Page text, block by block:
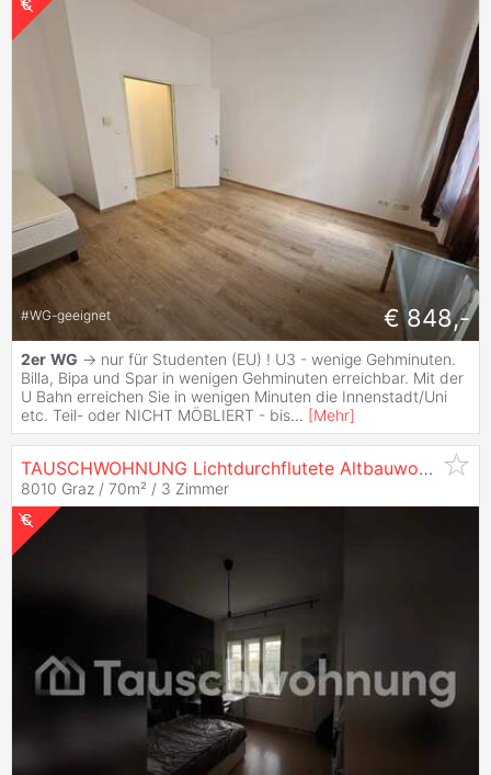
#WG-geeignet € 848,-
2er WG -> nur für Studenten (EU) ! U3 - wenige Gehminuten.
Billa, Bipa und Spar in wenigen Gehminuten erreichbar. Mit der
U Bahn erreichen Sie in wenigen Minuten die Innenstadt/Uni
etc. Teil- oder NICHT MÖBLIERT - bis... [Mehr]
TAUSCHWOHNUNG Lichtdurchflutete Altbauwohnung in Top Uni-Lage /
8010 Graz / 70m² / 3 Zimmer